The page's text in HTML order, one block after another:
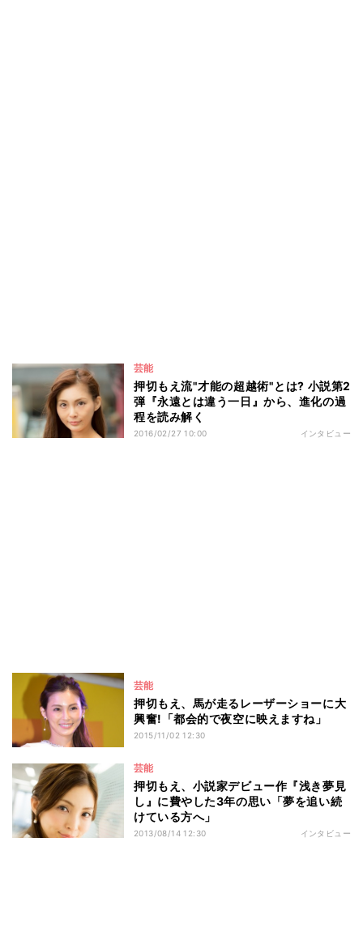
芸能
押切もえ流"才能の超越術"とは? 小説第2
弾『永遠とは違う一日』から、進化の過
程を読み解く
2016/02/27 10:00 インタビュー
芸能
押切もえ、馬が走るレーザーショーに大
興奮!「都会的で夜空に映えますね」
2015/11/02 12:30
芸能
押切もえ、小説家デビュー作『浅き夢見
し』に費やした3年の思い「夢を追い続
けている方へ」
2013/08/14 12:30 インタビュー